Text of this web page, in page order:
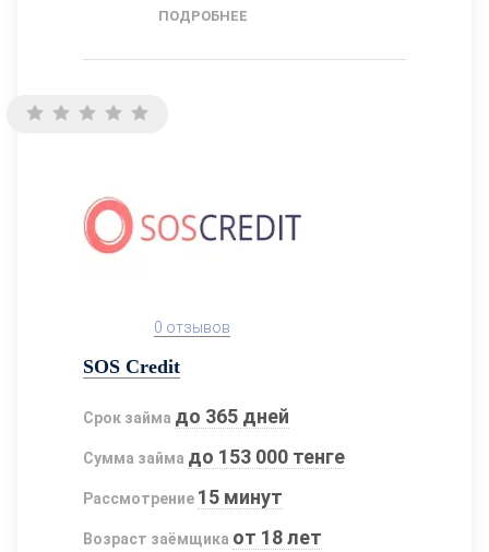
ПОДРОБНЕЕ
0 отзывов
SOS Credit
Срок займа до 365 дней
Сумма займа до 153 000 тенге
Рассмотрение 15 минут
Возраст заёмщика от 18 лет